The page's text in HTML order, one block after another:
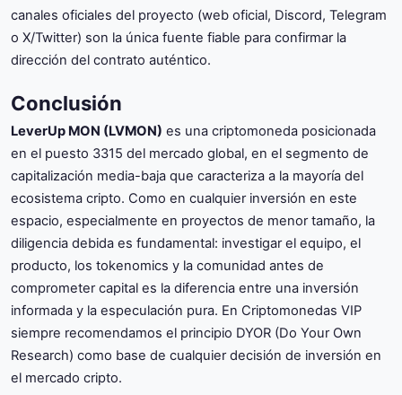
canales oficiales del proyecto (web oficial, Discord, Telegram
o X/Twitter) son la única fuente fiable para confirmar la
dirección del contrato auténtico.
Conclusión
LeverUp MON (LVMON) es una criptomoneda posicionada
en el puesto 3315 del mercado global, en el segmento de
capitalización media-baja que caracteriza a la mayoría del
ecosistema cripto. Como en cualquier inversión en este
espacio, especialmente en proyectos de menor tamaño, la
diligencia debida es fundamental: investigar el equipo, el
producto, los tokenomics y la comunidad antes de
comprometer capital es la diferencia entre una inversión
informada y la especulación pura. En Criptomonedas VIP
siempre recomendamos el principio DYOR (Do Your Own
Research) como base de cualquier decisión de inversión en
el mercado cripto.